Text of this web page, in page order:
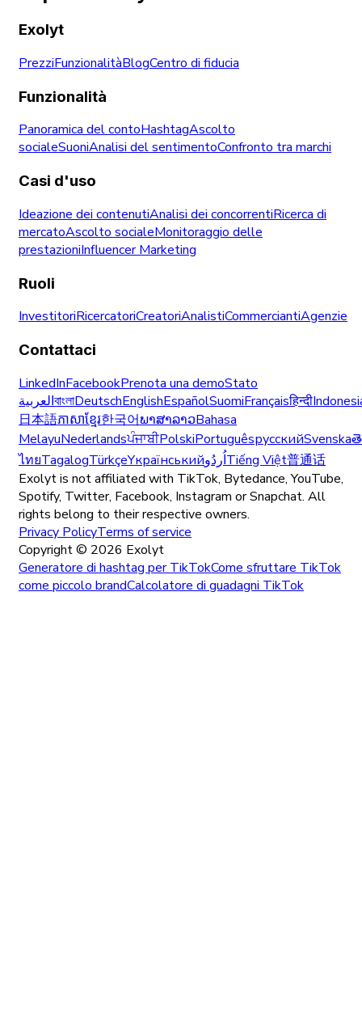
Exolyt
PrezziFunzionalitàBlogCentro di fiducia
Funzionalità
Panoramica del contoHashtagAscolto
socialeSuoniAnalisi del sentimentoConfronto tra marchi
Casi d'uso
Ideazione dei contenutiAnalisi dei concorrentiRicerca di
mercatoAscolto socialeMonitoraggio delle
prestazioniInfluencer Marketing
Ruoli
InvestitoriRicercatoriCreatoriAnalistiCommerciantiAgenzie
Contattaci
LinkedInFacebookPrenota una demoStato
العربيةবাংলাDeutschEnglishEspañolSuomiFrançaisहिन्दी
日本語ភាសាខ្មែរ한국어ພາສາລາວBahasa
MelayuNederlandsਪੰਜਾਬੀPolskiPortuguêsрусскийSvenska
ไทยTagalogTürkçeYкраїнськийاُردُوTiếng Việt普通话
Exolyt is not affiliated with TikTok, Bytedance, YouTube,
Spotify, Twitter, Facebook, Instagram or Snapchat. All
rights belong to their respective owners.
Privacy PolicyTerms of service
Copyright © 2026 Exolyt
Generatore di hashtag per TikTokCome sfruttare TikTok
come piccolo brandCalcolatore di guadagni TikTok